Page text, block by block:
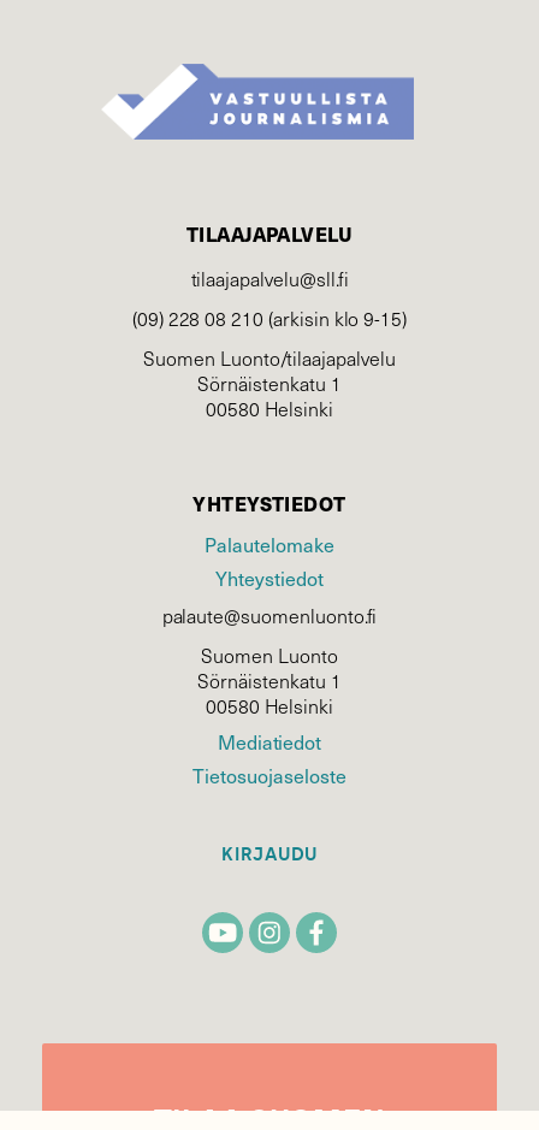
TILAAJAPALVELU
tilaajapalvelu@sll.fi
(09) 228 08 210 (arkisin klo 9-15)
Suomen Luonto/tilaajapalvelu
Sörnäistenkatu 1
00580 Helsinki
YHTEYSTIEDOT
Palautelomake
Yhteystiedot
palaute@suomenluonto.fi
Suomen Luonto
Sörnäistenkatu 1
00580 Helsinki
Mediatiedot
Tietosuojaseloste
KIRJAUDU
TILAASUOMEN